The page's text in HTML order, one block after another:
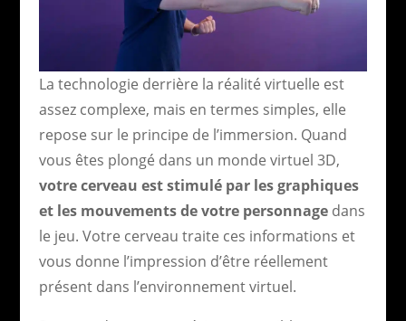
La technologie derrière la réalité virtuelle est
assez complexe, mais en termes simples, elle
repose sur le principe de l’immersion. Quand
vous êtes plongé dans un monde virtuel 3D,
votre cerveau est stimulé par les graphiques
et les mouvements de votre personnagedans
le jeu. Votre cerveau traite ces informations et
vous donne l’impression d’être réellement
présent dans l’environnement virtuel.